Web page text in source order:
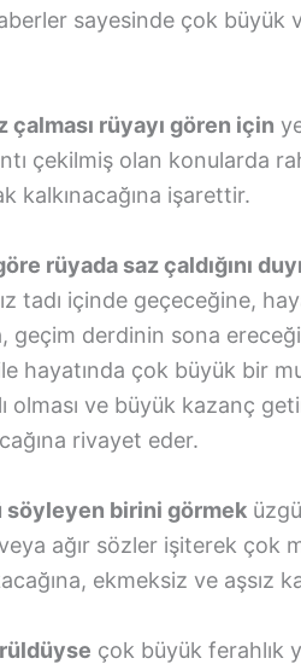
sayesinde çok
çalması rüyayı gören için
çekilmiş olan konularda
kalkınacağına işarettir.
rüyada saz çaldığını
tadı içinde geçeceğine,
geçim derdinin sona
hayatında çok büyük bir
olması ve büyük kazanç
rivayet eder.
söyleyen birini görmek
ağır sözler işiterek çok
ekmeksiz ve aşsız
çok büyük ferahlık